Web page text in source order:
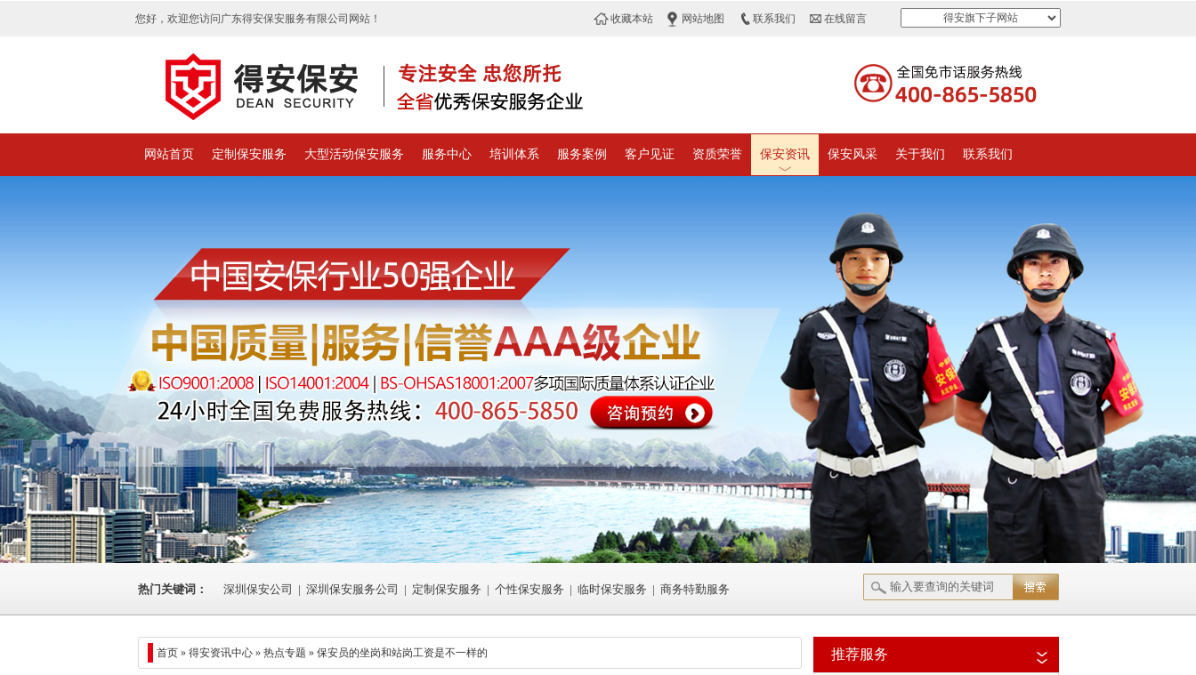
您好，欢迎您访问广东得安保安服务有限公司网站！ 收藏本站 网站地图 联系我们 在线留言 得安旗下子网站
网站首页 定制保安服务 大型活动保安服务 服务中心 培训体系 服务案例 客户见证 资质荣誉 保安资讯 保安风采 关于我们 联系我们
热门关键词： 深圳保安公司 | 深圳保安服务公司 | 定制保安服务 | 个性保安服务 | 临时保安服务 | 商务特勤服务
首页 » 得安资讯中心» 热点专题 » 保安员的坐岗和站岗工资是不一样的 推荐服务